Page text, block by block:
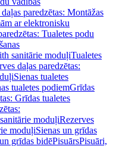
paredzētas: Montāžas
ar elektronisku
Tualetes podu
sanitārie moduļiTualetes
daļas paredzētas:
Sienas tualetes
tualetes podiemGrīdas
Grīdas tualetes
moduļiRezerves
moduļiSienas un grīdas
grīdas bidēPisuārsPisuāri,